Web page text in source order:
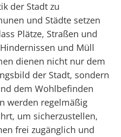
der Stadt zu
und Städte setzen
Plätze, Straßen und
und Müll
dienen nicht nur dem
der Stadt, sondern
dem Wohlbefinden
werden regelmäßig
um sicherzustellen,
frei zugänglich und